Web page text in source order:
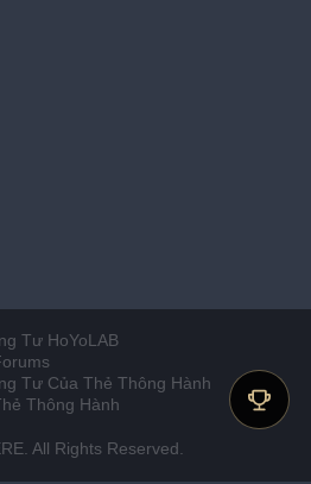
Tư HoYoLAB
Tư Của Thẻ Thông Hành
Thông Hành
All Rights Reserved.